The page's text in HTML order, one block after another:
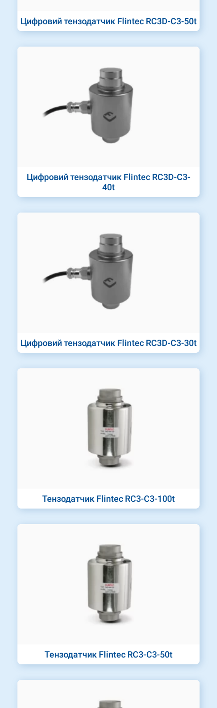
Цифровий тензодатчик Flintec RC3D-C3-50t
Цифровий тензодатчик Flintec RC3D-C3-
40t
Цифровий тензодатчик Flintec RC3D-C3-30t
Тензодатчик Flintec RC3-C3-100t
Тензодатчик Flintec RC3-C3-50t